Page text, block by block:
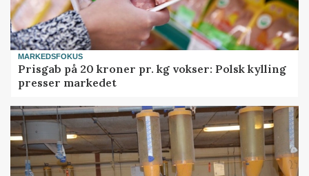
MARKEDSFOKUS
Prisgab på 20 kroner pr. kg vokser: Polsk kylling
presser markedet